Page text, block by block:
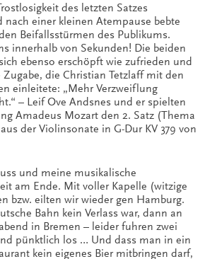
des letzten Satzes
einer kleinen Atempause bebte
Beifallsstürmen des Publikums.
innerhalb von Sekunden! Die beiden
ebenso erschöpft wie zufrieden und
die Christian Tetzlaff mit den
einleitete: „Mehr Verzweiflung
– Leif Ove Andsnes und er spielten
Amadeus Mozart den 2. Satz (Thema
der Violinsonate in G-Dur KV 379 von
und meine musikalische
am Ende. Mit voller Kapelle (witzige
bzw. eilten wir wieder gen Hamburg.
Bahn kein Verlass war, dann an
in Bremen – leider fuhren zwei
pünktlich los … Und dass man in ein
kein eigenes Bier mitbringen darf,